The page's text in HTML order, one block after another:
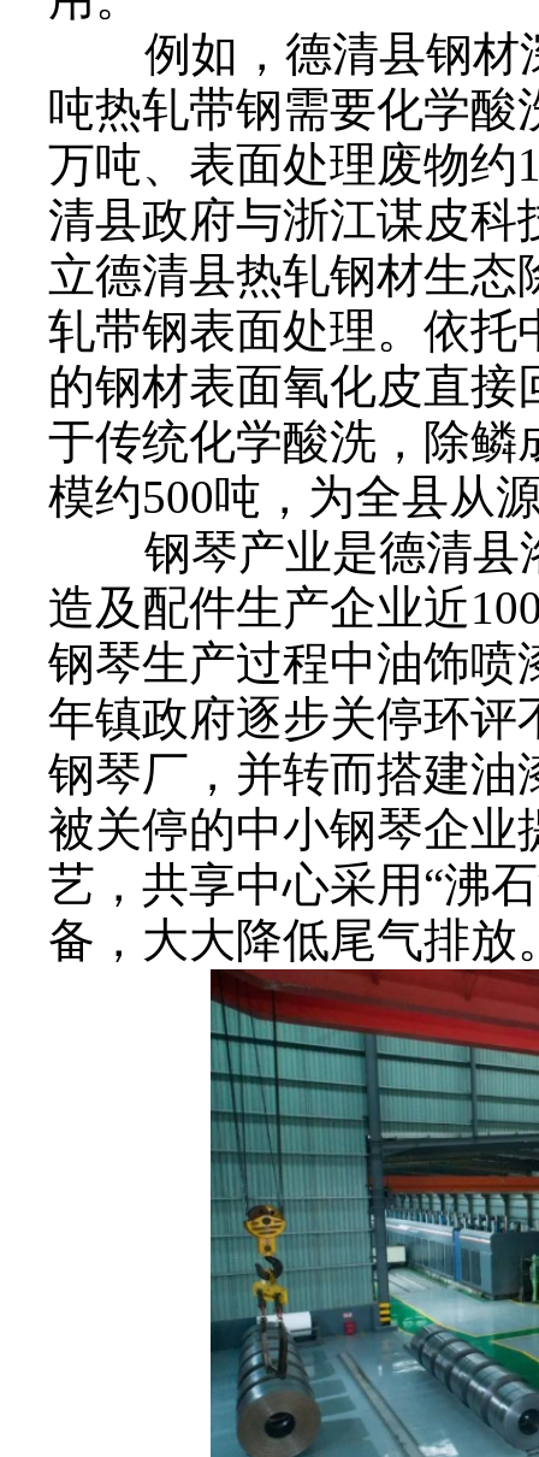
例如，德清县钢材
吨热轧带钢需要化学酸
万吨、表面处理废物约
清县政府与浙江谋皮科
立德清县热轧钢材生
轧带钢表面处理。依托
的钢材表面氧化皮直
于传统化学酸洗，除鳞
模约500吨，为全县从
钢琴产业是德清县
造及配件生产企业近
钢琴生产过程中油饰喷
年镇政府逐步关停环评
钢琴厂，并转而搭建油
被关停的中小钢琴企业
艺，共享中心采用“沸
备，大大降低尾气排放